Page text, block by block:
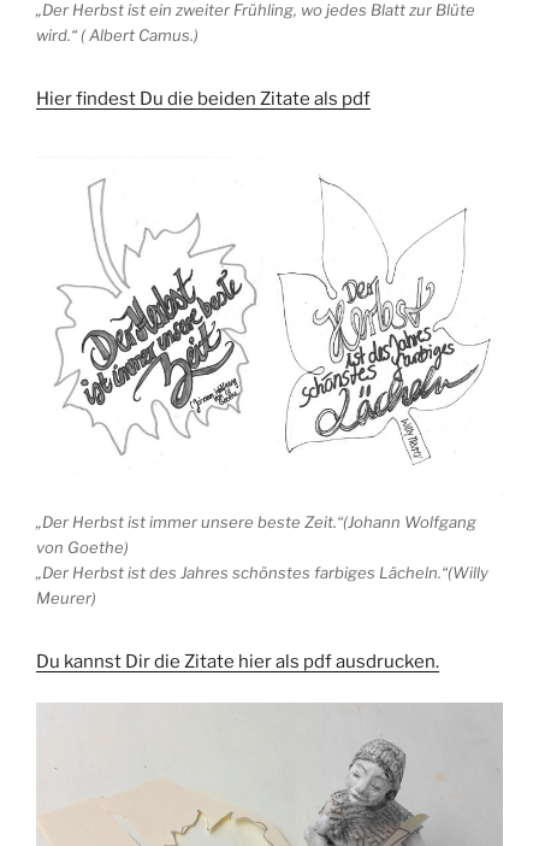
„Der Herbst ist ein zweiter Frühling, wo jedes Blatt zur Blüte
wird.“ ( Albert Camus.)
Hier findest Du die beiden Zitate als pdf
„Der Herbst ist immer unsere beste Zeit.“(Johann Wolfgang
von Goethe)
„Der Herbst ist des Jahres schönstes farbiges Lächeln.“(Willy
Meurer)
Du kannst Dir die Zitate hier als pdf ausdrucken.